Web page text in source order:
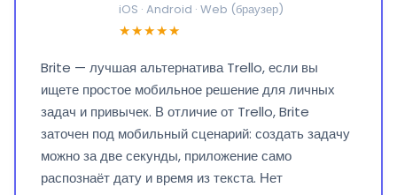
iOS · Android · Web (браузер)
★★★★★
Brite — лучшая альтернатива Trello, если вы
ищете простое мобильное решение для личных
задач и привычек. В отличие от Trello, Brite
заточен под мобильный сценарий: создать задачу
можно за две секунды, приложение само
распознаёт дату и время из текста. Нет